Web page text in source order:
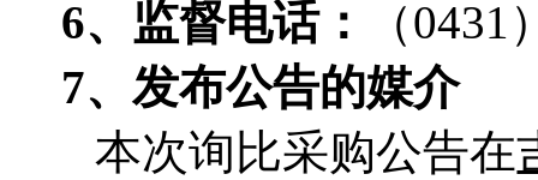
6、监督电话：
（0431
7、发布公告的媒介
本次询比采购公告在